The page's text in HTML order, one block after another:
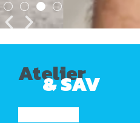
Atelier
& SAV